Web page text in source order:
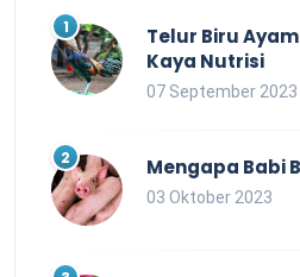
Telur Biru
Kaya Nutrisi
07 September 2023
Mengapa Babi
03 Oktober 2023